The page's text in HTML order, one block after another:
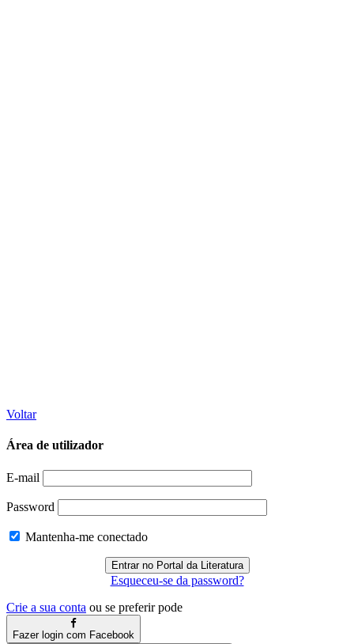
Voltar
Área de utilizador
E-mail
Password
Mantenha-me conectado
Esqueceu-se da password?
Crie a sua conta ou se preferir pode
Fazer login com Facebook